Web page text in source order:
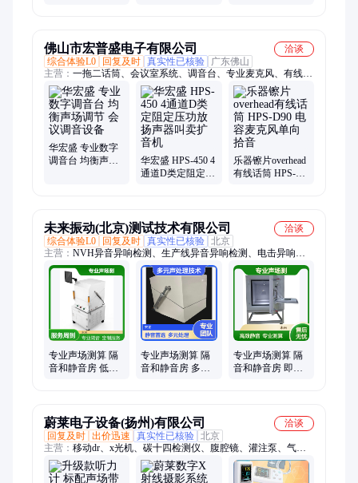
佛山市宏普盛电子有限公司
洽谈
综合体验L0
回复及时 真实性已核验
广东佛山
主营： 一拖二话筒、会议室系统、调音台、专业麦克风、有线话
筒、纯后级定阻功放、定阻功放、定压功放、人声话筒、会议室
音响、公共广播主机定时器、讨论演讲话筒、无线会议麦克风、
会议室话筒、鹅颈台式麦、有线主机话筒、演出有线话筒、鹅颈
话筒、无线话筒、数字方管话筒、桌面电容麦克风、手持话筒、
长杆电容话筒、一拖四无线会议话筒、方管短杆话筒
华宏盛 专业数字
调音台 均衡声场
华宏盛 HPS-450 4
通道D类定阻定压
乐器镲片overhead
有线话筒 HPS-
未来振动(北京)测试技术有限公司
洽谈
综合体验L0
回复及时 真实性已核验 北京
主营： NVH异音异响检测、生产线异音异响检测、电击异响振
动检测、EOL噪声检测、静音振动台、隔音箱及静音房
专业声场测算 隔
音和静音房 低噪
专业声场测算 隔
音和静音房 多元
专业声场测算 隔
音和静音房 即装
蔚莱电子设备(扬州)有限公司
洽谈
回复及时 出价迅速 真实性已核验 北京
主营： 移动dr、x光机、碳十四检测仪、腹腔镜、灌注泵、气腹
机、骨密度仪、婴儿保温箱、婴儿辐射台、抢救台、内窥镜、彩
超、掌上b超、眼压计、听力计 隔音室、碳十四、视力筛查仪、